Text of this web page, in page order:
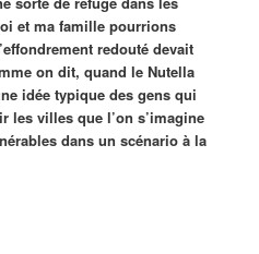
et ma famille pourrions
redouté devait
on dit, quand le Nutella
idée typique des gens qui
les villes que l’on s’imagine
dans un scénario à la